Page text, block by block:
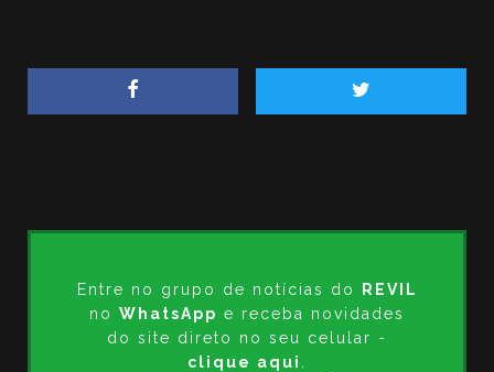
Entre no grupo de notícias do
REVIL
no WhatsApp e receba novidades
do site direto no seu celular -
clique aqui